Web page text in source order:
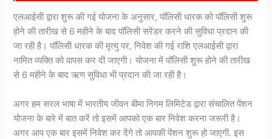
एलआईसी द्वारा शुरू की गई योजना के अनुसार, पॉलिसी धारक को पॉलिसी शुरू
होने की तारीख से 6 महीने के बाद पॉलिसी सरेंडर करने की सुविधा प्रदान की
जा रही है। पॉलिसी धारक की मृत्यु पर, निवेश की गई राशि एलआईसी द्वारा
नामित व्यक्ति को वापस कर दी जाएगी। योजना में पॉलिसी शुरू होने की तारीख
से 6 महीने के बाद ऋण सुविधा भी प्रदान की जा रही है।
अगर हम सरल भाषा में भारतीय जीवन बीमा निगम लिमिटेड द्वारा संचालित पेंशन
योजना के बारे में बात करें तो इसमें आपको एक बार निवेश करना जरूरी है।
अगर आप एक बार इसमें निवेश कर देंगे तो आपकी पेंशन शुरू हो जाएगी. इस